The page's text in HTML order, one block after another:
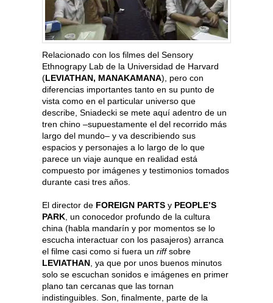
Relacionado con los filmes del Sensory
Ethnograpy Lab de la Universidad de Harvard
(LEVIATHAN, MANAKAMANA), pero con
diferencias importantes tanto en su punto de
vista como en el particular universo que
describe, Sniadecki se mete aquí adentro de un
tren chino –supuestamente el del recorrido más
largo del mundo– y va describiendo sus
espacios y personajes a lo largo de lo que
parece un viaje aunque en realidad está
compuesto por imágenes y testimonios tomados
durante casi tres años.
El director de FOREIGN PARTS y PEOPLE’S
PARK , un conocedor profundo de la cultura
china (habla mandarín y por momentos se lo
escucha interactuar con los pasajeros) arranca
el filme casi como si fuera un riffsobre
LEVIATHAN , ya que por unos buenos minutos
solo se escuchan sonidos e imágenes en primer
plano tan cercanas que las tornan
indistinguibles. Son, finalmente, parte de la